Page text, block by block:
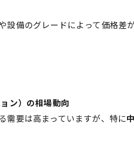
設備のグレードによって価格
ン）の相場動向
需要は高まっていますが、特に